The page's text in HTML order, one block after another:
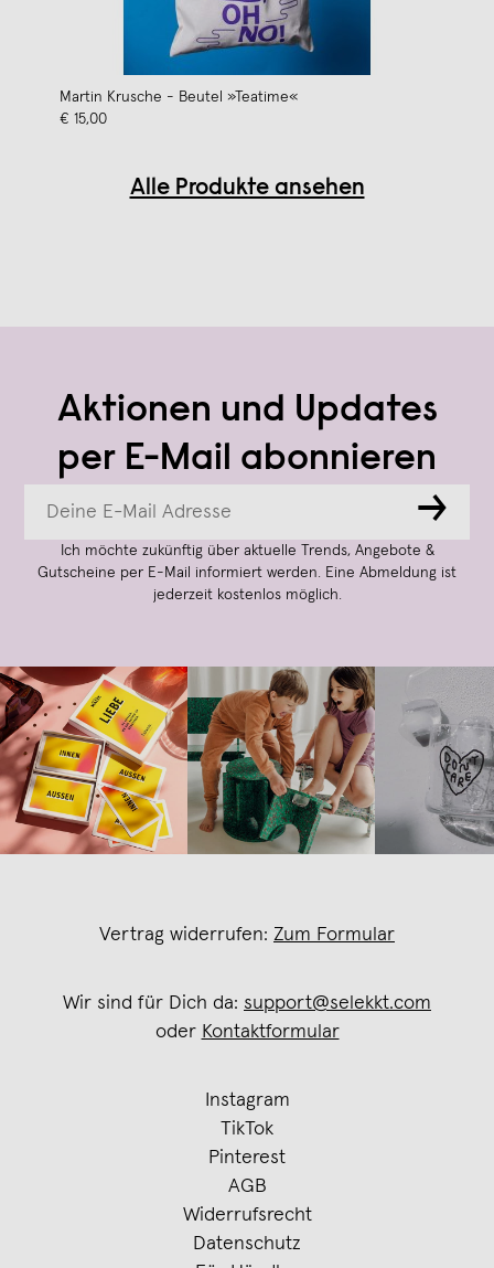
Martin Krusche - Beutel »Teatime«
€ 15,00
Alle Produkte ansehen
Aktionen und Updates
per E-Mail abonnieren
→
Ich möchte zukünftig über aktuelle Trends, Angebote &
Gutscheine per E-Mail informiert werden. Eine Abmeldung ist
jederzeit kostenlos möglich.
Vertrag widerrufen: Zum Formular
Wir sind für Dich da: support@selekkt.com
oder Kontaktformular
Instagram
TikTok
Pinterest
AGB
Widerrufsrecht
Datenschutz